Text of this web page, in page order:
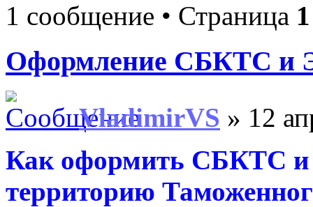
1 сообщение • Страница 1
Оформление СБКТС и
VladimirVS » 12
Как оформить СБКТС
территорию